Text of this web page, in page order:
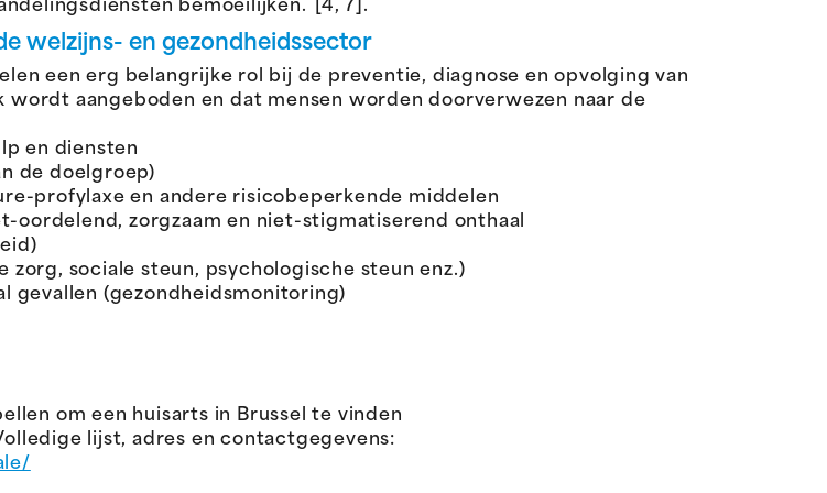
bemoeilijken. [4, 7].
welzijns- en gezondheidssector
een erg belangrijke rol bij de preventie, diagnose en opvolging van
wordt aangeboden en dat mensen worden doorverwezen naar de
en diensten
de doelgroep)
profylaxe en andere risicobeperkende middelen
oordelend, zorgzaam en niet-stigmatiserend onthaal
sociale steun, psychologische steun enz.)
gevallen (gezondheidsmonitoring)
om een huisarts in Brussel te vinden
lijst, adres en contactgegevens: